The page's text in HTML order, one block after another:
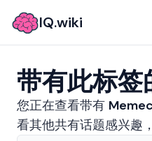
IQ.wiki
带有此标签
您正在查看带有
看其他共有话题感兴趣